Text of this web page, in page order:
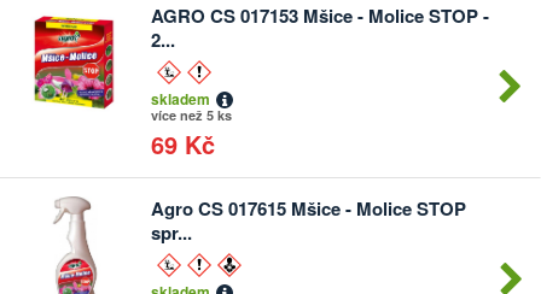
AGRO CS 017153 Mšice - Molice STOP -
2...
skladem
více než 5 ks
69 Kč
Agro CS 017615 Mšice - Molice STOP
spr...